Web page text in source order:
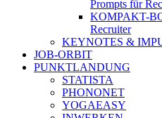
Prompts für
KOMPAKT-
Recruiter
KEYNOTES &
JOB-ORBIT
PUNKTLANDUNG
STATISTA
PHONONET
YOGAEASY